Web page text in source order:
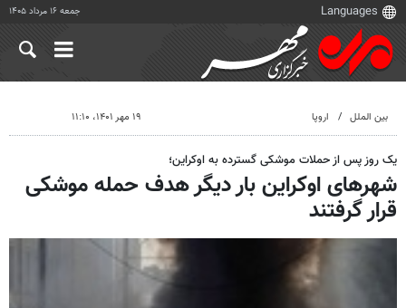
جمعه ۱۶ مرداد ۱۴۰۵
بین الملل اروپا ۱۹ مهر ۱۴۰۱، ۱۱:۱۰
یک روز پس از حملات موشکی گسترده به اوکراین؛
شهرهای اوکراین بار دیگر هدف حمله موشکی
قرار گرفتند